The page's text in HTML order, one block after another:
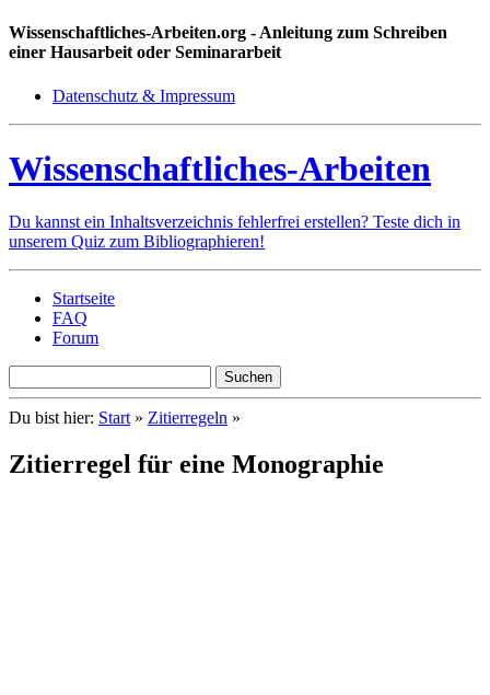
Wissenschaftliches-Arbeiten.org - Anleitung zum Schreiben
einer Hausarbeit oder Seminararbeit
Datenschutz & Impressum
Wissenschaftliches-Arbeiten
Du kannst ein Inhaltsverzeichnis fehlerfrei erstellen? Teste dich in
unserem Quiz zum Bibliographieren!
Startseite
FAQ
Forum
Du bist hier: Start» Zitierregeln »
Zitierregel für eine Monographie